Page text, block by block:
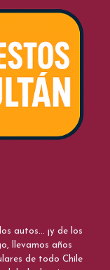
autos... ¡y de los
llevamos años
de todo Chile